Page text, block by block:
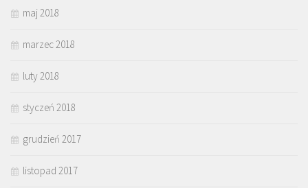
maj 2018
marzec 2018
luty 2018
styczeń 2018
grudzień 2017
listopad 2017